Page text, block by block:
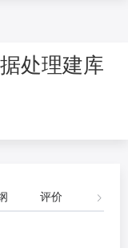
处理建库
评价 开放